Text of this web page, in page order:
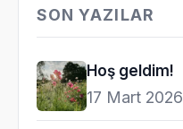
SON YAZILAR
Hoş geldim!
17 Mart 2026